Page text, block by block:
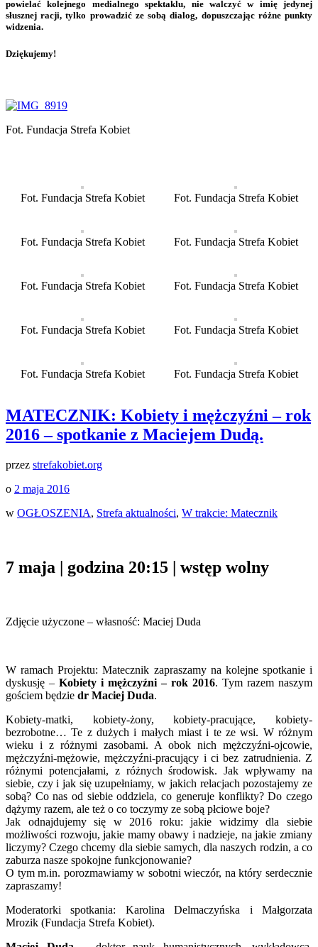
powielać kolejnego medialnego spektaklu, nie walczyć w imię jedynej
słusznej racji, tylko prowadzić ze sobą dialog, dopuszczając różne punkty
widzenia.
Dziękujemy!
Fot. Fundacja Strefa Kobiet
Fot. Fundacja Strefa Kobiet Fot. Fundacja Strefa Kobiet
Fot. Fundacja Strefa Kobiet Fot. Fundacja Strefa Kobiet
Fot. Fundacja Strefa Kobiet Fot. Fundacja Strefa Kobiet
Fot. Fundacja Strefa Kobiet Fot. Fundacja Strefa Kobiet
Fot. Fundacja Strefa Kobiet Fot. Fundacja Strefa Kobiet
MATECZNIK: Kobiety i mężczyźni – rok
2016 – spotkanie z Maciejem Dudą.
przez strefakobiet.org
o 2 maja 2016
w OGŁOSZENIA, Strefa aktualności, W trakcie: Matecznik
7 maja | godzina 20:15 | wstęp wolny
Zdjęcie użyczone – własność: Maciej Duda
W ramach Projektu: Matecznik zapraszamy na kolejne spotkanie i
dyskusję – Kobiety i mężczyźni – rok 2016. Tym razem naszym
gościem będzie dr Maciej Duda.
Kobiety-matki, kobiety-żony, kobiety-pracujące, kobiety-
bezrobotne… Te z dużych i małych miast i te ze wsi. W różnym
wieku i z różnymi zasobami. A obok nich mężczyźni-ojcowie,
mężczyźni-mężowie, mężczyźni-pracujący i ci bez zatrudnienia. Z
różnymi potencjałami, z różnych środowisk. Jak wpływamy na
siebie, czy i jak się uzupełniamy, w jakich relacjach pozostajemy ze
sobą? Co nas od siebie oddziela, co generuje konflikty? Do czego
dążymy razem, ale też o co toczymy ze sobą płciowe boje?
Jak odnajdujemy się w 2016 roku: jakie widzimy dla siebie
możliwości rozwoju, jakie mamy obawy i nadzieje, na jakie zmiany
liczymy? Czego chcemy dla siebie samych, dla naszych rodzin, a co
zaburza nasze spokojne funkcjonowanie?
O tym m.in. porozmawiamy w sobotni wieczór, na który serdecznie
zapraszamy!
Moderatorki spotkania: Karolina Delmaczyńska i Małgorzata
Mrozik (Fundacja Strefa Kobiet).